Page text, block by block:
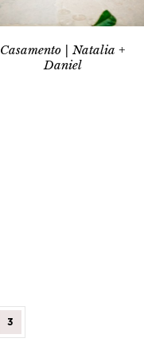
Casamento | Natalia +
Daniel
3